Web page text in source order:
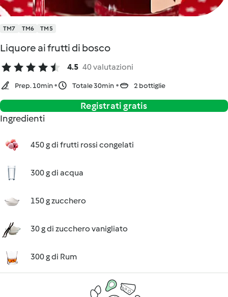
TM7 TM6 TM5
Liquore ai frutti di bosco
4.5 40 valutazioni
Prep. 10min Totale 30min 2 bottiglie
Registrati gratis
Ingredienti
450 g di frutti rossi congelati
300 g di acqua
150 g zucchero
30 g di zucchero vanigliato
300 g di Rum